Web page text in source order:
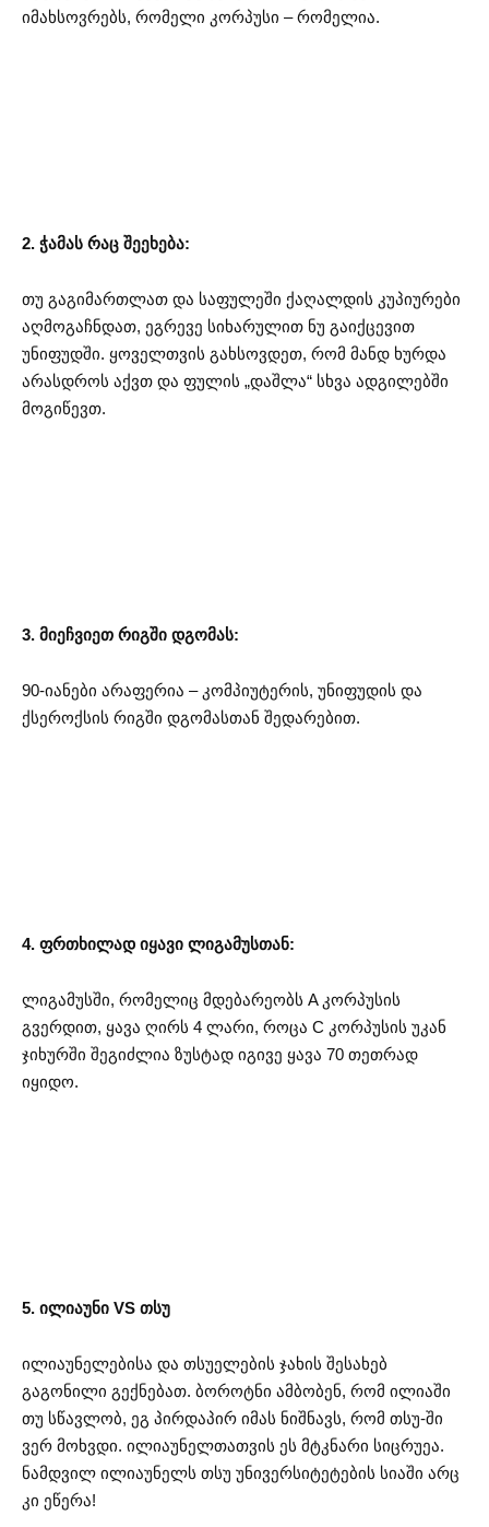
იმახსოვრებს, რომელი კორპუსი – რომელია.
2. ჭამას რაც შეეხება:
თუ გაგიმართლათ და საფულეში ქაღალდის კუპიურები
აღმოგაჩნდათ, ეგრევე სიხარულით ნუ გაიქცევით
უნიფუდში. ყოველთვის გახსოვდეთ, რომ მანდ ხურდა
არასდროს აქვთ და ფულის „დაშლა“ სხვა ადგილებში
მოგიწევთ.
3. მიეჩვიეთ რიგში დგომას:
90-იანები არაფერია – კომპიუტერის, უნიფუდის და
ქსეროქსის რიგში დგომასთან შედარებით.
4. ფრთხილად იყავი ლიგამუსთან:
ლიგამუსში, რომელიც მდებარეობს A კორპუსის
გვერდით, ყავა ღირს 4 ლარი, როცა C კორპუსის უკან
ჯიხურში შეგიძლია ზუსტად იგივე ყავა 70 თეთრად
იყიდო.
5. ილიაუნი VS თსუ
ილიაუნელებისა და თსუელების ჯახის შესახებ
გაგონილი გექნებათ. ბოროტნი ამბობენ, რომ ილიაში
თუ სწავლობ, ეგ პირდაპირ იმას ნიშნავს, რომ თსუ-ში
ვერ მოხვდი. ილიაუნელთათვის ეს მტკნარი სიცრუეა.
ნამდვილ ილიაუნელს თსუ უნივერსიტეტების სიაში არც
კი ეწერა!